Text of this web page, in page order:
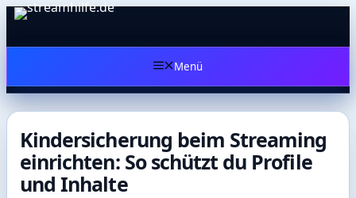
Zum
Menü
Kindersicherung beim Streaming
einrichten: So schützt du Profile
und Inhalte